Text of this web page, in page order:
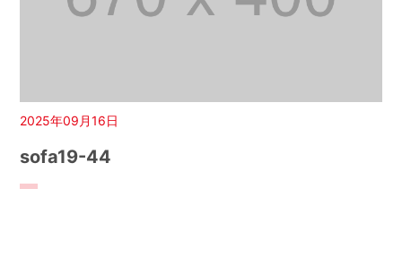
2025年09月16日
sofa19-44